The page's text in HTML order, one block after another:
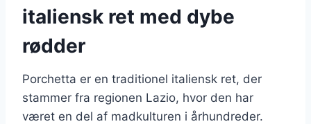
italiensk ret med dybe
rødder
Porchetta er en traditionel italiensk ret, der
stammer fra regionen Lazio, hvor den har
været en del af madkulturen i århundreder.